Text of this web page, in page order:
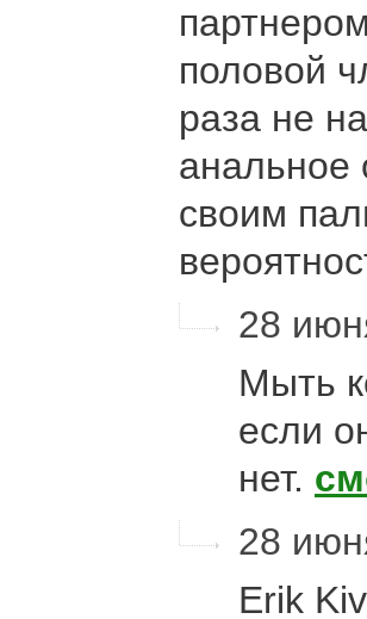
половой
раза не
анальное
своим
28
Мыть
если
нет.
28
Erik